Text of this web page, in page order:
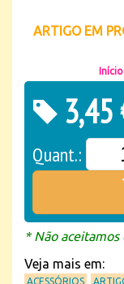
ARTIGO EM
3,45
Quant.:
* Não
Veja mais em:
ACESSÓRIOS